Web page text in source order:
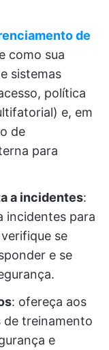
de
como sua
sistemas
política
e, em
de
para
a incidentes:
incidentes para
se
e se
: ofereça aos
de treinamento
e